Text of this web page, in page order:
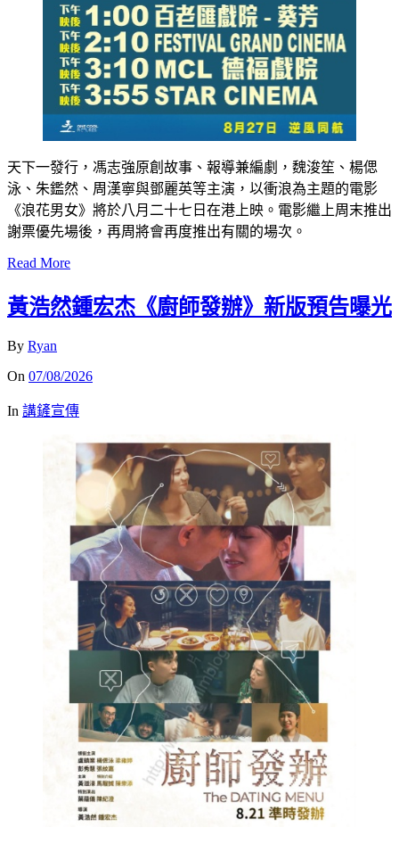
天下一發行，馮志強原創故事、報導兼編劇，魏浚笙、楊偲
泳、朱鑑然、周漢寧與鄧麗英等主演，以衝浪為主題的電影
《浪花男女》將於八月二十七日在港上映。電影繼上周末推出
謝票優先場後，再周將會再度推出有關的場次。
Read More
黃浩然鍾宏杰《廚師發辦》新版預告曝光
By Ryan
On 07/08/2026
In 講鏟宣傳